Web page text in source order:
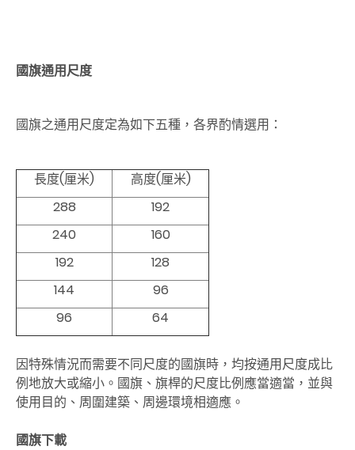
國旗通用尺度
國旗之通用尺度定為如下五種，各界酌情選用：
長度(厘米)
高度(厘米)
288
192
240
160
192
128
144
96
96
64
因特殊情況而需要不同尺度的國旗時，均按通用尺度成比
例地放大或縮小。國旗、旗桿的尺度比例應當適當，並與
使用目的、周圍建築、周邊環境相適應。
國旗下載